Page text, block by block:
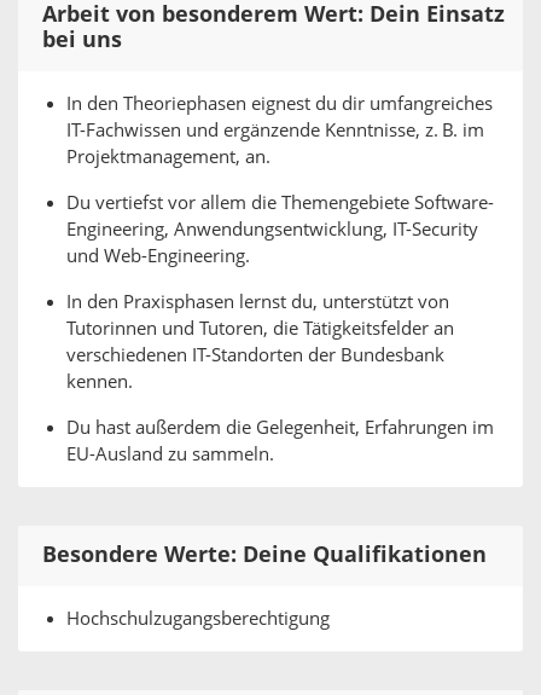
Arbeit von besonderem Wert: Dein Einsatz
bei uns
In den Theoriephasen eignest du dir umfangreiches
IT-Fachwissen und ergänzende Kenntnisse, z. B. im
Projektmanagement, an.
Du vertiefst vor allem die Themengebiete Software-
Engineering, Anwendungsentwicklung, IT-Security
und Web-Engineering.
In den Praxisphasen lernst du, unterstützt von
Tutorinnen und Tutoren, die Tätigkeitsfelder an
verschiedenen IT-Standorten der Bundesbank
kennen.
Du hast außerdem die Gelegenheit, Erfahrungen im
EU-Ausland zu sammeln.
Besondere Werte: Deine Qualifikationen
Hochschulzugangsberechtigung